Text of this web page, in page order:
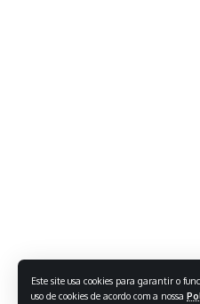
Este site usa cookies para garantir o
uso de cookies de acordo com a nossa